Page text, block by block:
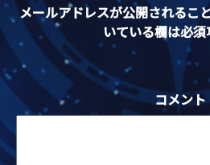
メールアドレスが公開されるこ
いている欄は必
コメント